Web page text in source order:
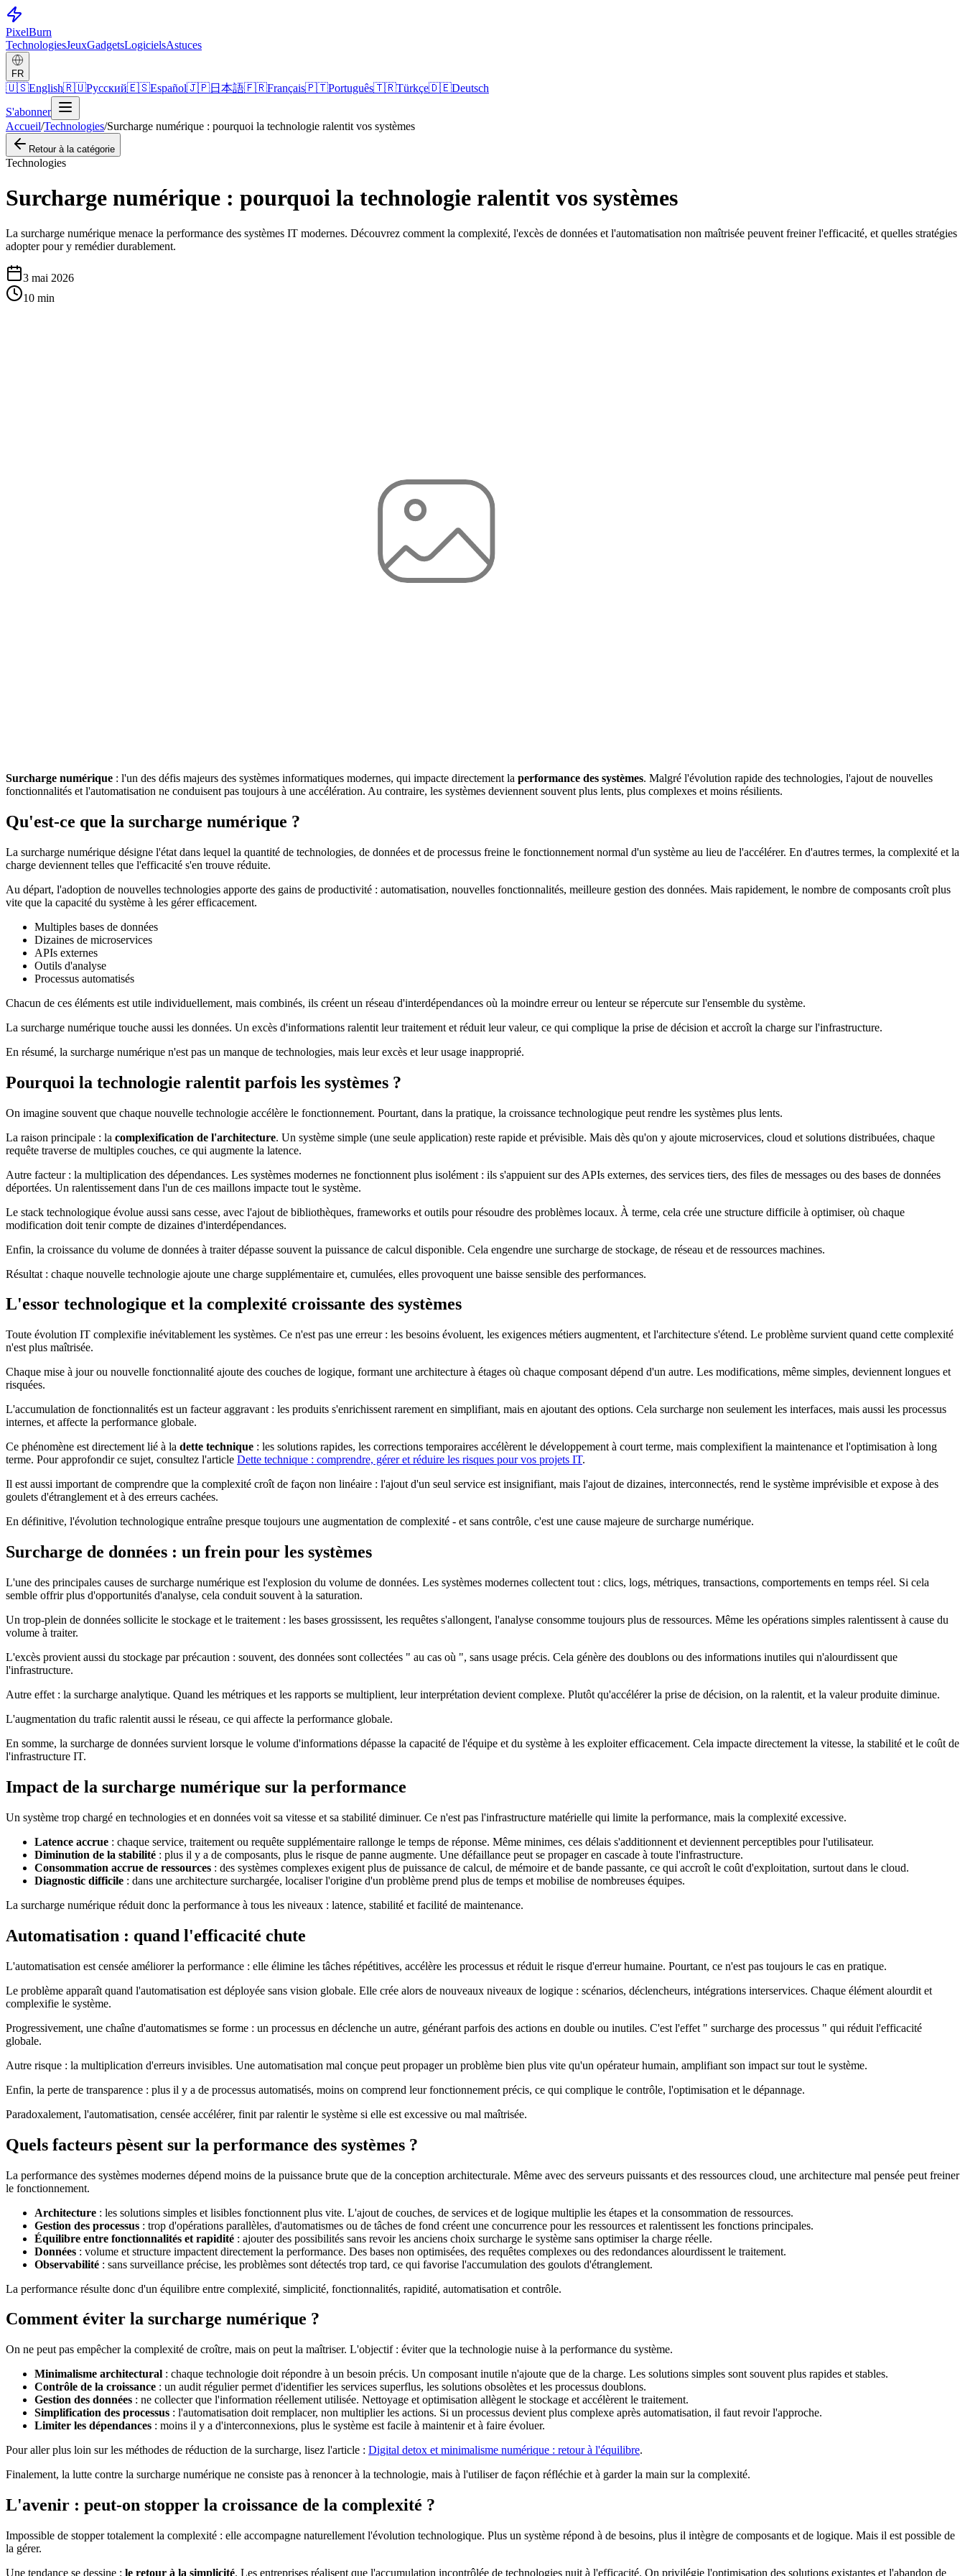
PixelBurn
TechnologiesJeuxGadgetsLogicielsAstuces
FR
🇺🇸English🇷🇺Русский🇪🇸Español🇯🇵日本語🇫🇷Français🇵🇹Português🇹🇷Türkçe🇩🇪Deutsch
S'abonner
Accueil/Technologies/Surcharge numérique : pourquoi la technologie ralentit vos systèmes
Retour à la catégorie
Technologies
Surcharge numérique : pourquoi la technologie ralentit vos systèmes
La surcharge numérique menace la performance des systèmes IT modernes. Découvrez comment la complexité, l'excès de données et l'automatisation non maîtrisée peuvent freiner l'efficacité, et quelles stratégies
adopter pour y remédier durablement.
3 mai 2026
10 min
Surcharge numérique : l'un des défis majeurs des systèmes informatiques modernes, qui impacte directement la performance des systèmes. Malgré l'évolution rapide des technologies, l'ajout de nouvelles
fonctionnalités et l'automatisation ne conduisent pas toujours à une accélération. Au contraire, les systèmes deviennent souvent plus lents, plus complexes et moins résilients.
Qu'est-ce que la surcharge numérique ?
La surcharge numérique désigne l'état dans lequel la quantité de technologies, de données et de processus freine le fonctionnement normal d'un système au lieu de l'accélérer. En d'autres termes, la complexité et la
charge deviennent telles que l'efficacité s'en trouve réduite.
Au départ, l'adoption de nouvelles technologies apporte des gains de productivité : automatisation, nouvelles fonctionnalités, meilleure gestion des données. Mais rapidement, le nombre de composants croît plus
vite que la capacité du système à les gérer efficacement.
Multiples bases de données
Dizaines de microservices
APIs externes
Outils d'analyse
Processus automatisés
Chacun de ces éléments est utile individuellement, mais combinés, ils créent un réseau d'interdépendances où la moindre erreur ou lenteur se répercute sur l'ensemble du système.
La surcharge numérique touche aussi les données. Un excès d'informations ralentit leur traitement et réduit leur valeur, ce qui complique la prise de décision et accroît la charge sur l'infrastructure.
En résumé, la surcharge numérique n'est pas un manque de technologies, mais leur excès et leur usage inapproprié.
Pourquoi la technologie ralentit parfois les systèmes ?
On imagine souvent que chaque nouvelle technologie accélère le fonctionnement. Pourtant, dans la pratique, la croissance technologique peut rendre les systèmes plus lents.
La raison principale : la complexification de l'architecture. Un système simple (une seule application) reste rapide et prévisible. Mais dès qu'on y ajoute microservices, cloud et solutions distribuées, chaque
requête traverse de multiples couches, ce qui augmente la latence.
Autre facteur : la multiplication des dépendances. Les systèmes modernes ne fonctionnent plus isolément : ils s'appuient sur des APIs externes, des services tiers, des files de messages ou des bases de données
déportées. Un ralentissement dans l'un de ces maillons impacte tout le système.
Le stack technologique évolue aussi sans cesse, avec l'ajout de bibliothèques, frameworks et outils pour résoudre des problèmes locaux. À terme, cela crée une structure difficile à optimiser, où chaque
modification doit tenir compte de dizaines d'interdépendances.
Enfin, la croissance du volume de données à traiter dépasse souvent la puissance de calcul disponible. Cela engendre une surcharge de stockage, de réseau et de ressources machines.
Résultat : chaque nouvelle technologie ajoute une charge supplémentaire et, cumulées, elles provoquent une baisse sensible des performances.
L'essor technologique et la complexité croissante des systèmes
Toute évolution IT complexifie inévitablement les systèmes. Ce n'est pas une erreur : les besoins évoluent, les exigences métiers augmentent, et l'architecture s'étend. Le problème survient quand cette complexité
n'est plus maîtrisée.
Chaque mise à jour ou nouvelle fonctionnalité ajoute des couches de logique, formant une architecture à étages où chaque composant dépend d'un autre. Les modifications, même simples, deviennent longues et
risquées.
L'accumulation de fonctionnalités est un facteur aggravant : les produits s'enrichissent rarement en simplifiant, mais en ajoutant des options. Cela surcharge non seulement les interfaces, mais aussi les processus
internes, et affecte la performance globale.
Ce phénomène est directement lié à la dette technique : les solutions rapides, les corrections temporaires accélèrent le développement à court terme, mais complexifient la maintenance et l'optimisation à long
terme. Pour approfondir ce sujet, consultez l'article Dette technique : comprendre, gérer et réduire les risques pour vos projets IT.
Il est aussi important de comprendre que la complexité croît de façon non linéaire : l'ajout d'un seul service est insignifiant, mais l'ajout de dizaines, interconnectés, rend le système imprévisible et expose à des
goulets d'étranglement et à des erreurs cachées.
En définitive, l'évolution technologique entraîne presque toujours une augmentation de complexité - et sans contrôle, c'est une cause majeure de surcharge numérique.
Surcharge de données : un frein pour les systèmes
L'une des principales causes de surcharge numérique est l'explosion du volume de données. Les systèmes modernes collectent tout : clics, logs, métriques, transactions, comportements en temps réel. Si cela
semble offrir plus d'opportunités d'analyse, cela conduit souvent à la saturation.
Un trop-plein de données sollicite le stockage et le traitement : les bases grossissent, les requêtes s'allongent, l'analyse consomme toujours plus de ressources. Même les opérations simples ralentissent à cause du
volume à traiter.
L'excès provient aussi du stockage par précaution : souvent, des données sont collectées " au cas où ", sans usage précis. Cela génère des doublons ou des informations inutiles qui n'alourdissent que
l'infrastructure.
Autre effet : la surcharge analytique. Quand les métriques et les rapports se multiplient, leur interprétation devient complexe. Plutôt qu'accélérer la prise de décision, on la ralentit, et la valeur produite diminue.
L'augmentation du trafic ralentit aussi le réseau, ce qui affecte la performance globale.
En somme, la surcharge de données survient lorsque le volume d'informations dépasse la capacité de l'équipe et du système à les exploiter efficacement. Cela impacte directement la vitesse, la stabilité et le coût de
l'infrastructure IT.
Impact de la surcharge numérique sur la performance
Un système trop chargé en technologies et en données voit sa vitesse et sa stabilité diminuer. Ce n'est pas l'infrastructure matérielle qui limite la performance, mais la complexité excessive.
Latence accrue : chaque service, traitement ou requête supplémentaire rallonge le temps de réponse. Même minimes, ces délais s'additionnent et deviennent perceptibles pour l'utilisateur.
Diminution de la stabilité : plus il y a de composants, plus le risque de panne augmente. Une défaillance peut se propager en cascade à toute l'infrastructure.
Consommation accrue de ressources : des systèmes complexes exigent plus de puissance de calcul, de mémoire et de bande passante, ce qui accroît le coût d'exploitation, surtout dans le cloud.
Diagnostic difficile : dans une architecture surchargée, localiser l'origine d'un problème prend plus de temps et mobilise de nombreuses équipes.
La surcharge numérique réduit donc la performance à tous les niveaux : latence, stabilité et facilité de maintenance.
Automatisation : quand l'efficacité chute
L'automatisation est censée améliorer la performance : elle élimine les tâches répétitives, accélère les processus et réduit le risque d'erreur humaine. Pourtant, ce n'est pas toujours le cas en pratique.
Le problème apparaît quand l'automatisation est déployée sans vision globale. Elle crée alors de nouveaux niveaux de logique : scénarios, déclencheurs, intégrations interservices. Chaque élément alourdit et
complexifie le système.
Progressivement, une chaîne d'automatismes se forme : un processus en déclenche un autre, générant parfois des actions en double ou inutiles. C'est l'effet " surcharge des processus " qui réduit l'efficacité
globale.
Autre risque : la multiplication d'erreurs invisibles. Une automatisation mal conçue peut propager un problème bien plus vite qu'un opérateur humain, amplifiant son impact sur tout le système.
Enfin, la perte de transparence : plus il y a de processus automatisés, moins on comprend leur fonctionnement précis, ce qui complique le contrôle, l'optimisation et le dépannage.
Paradoxalement, l'automatisation, censée accélérer, finit par ralentir le système si elle est excessive ou mal maîtrisée.
Quels facteurs pèsent sur la performance des systèmes ?
La performance des systèmes modernes dépend moins de la puissance brute que de la conception architecturale. Même avec des serveurs puissants et des ressources cloud, une architecture mal pensée peut freiner
le fonctionnement.
Architecture : les solutions simples et lisibles fonctionnent plus vite. L'ajout de couches, de services et de logique multiplie les étapes et la consommation de ressources.
Gestion des processus : trop d'opérations parallèles, d'automatismes ou de tâches de fond créent une concurrence pour les ressources et ralentissent les fonctions principales.
Équilibre entre fonctionnalités et rapidité : ajouter des possibilités sans revoir les anciens choix surcharge le système sans optimiser la charge réelle.
Données : volume et structure impactent directement la performance. Des bases non optimisées, des requêtes complexes ou des redondances alourdissent le traitement.
Observabilité : sans surveillance précise, les problèmes sont détectés trop tard, ce qui favorise l'accumulation des goulots d'étranglement.
La performance résulte donc d'un équilibre entre complexité, simplicité, fonctionnalités, rapidité, automatisation et contrôle.
Comment éviter la surcharge numérique ?
On ne peut pas empêcher la complexité de croître, mais on peut la maîtriser. L'objectif : éviter que la technologie nuise à la performance du système.
Minimalisme architectural : chaque technologie doit répondre à un besoin précis. Un composant inutile n'ajoute que de la charge. Les solutions simples sont souvent plus rapides et stables.
Contrôle de la croissance : un audit régulier permet d'identifier les services superflus, les solutions obsolètes et les processus doublons.
Gestion des données : ne collecter que l'information réellement utilisée. Nettoyage et optimisation allègent le stockage et accélèrent le traitement.
Simplification des processus : l'automatisation doit remplacer, non multiplier les actions. Si un processus devient plus complexe après automatisation, il faut revoir l'approche.
Limiter les dépendances : moins il y a d'interconnexions, plus le système est facile à maintenir et à faire évoluer.
Pour aller plus loin sur les méthodes de réduction de la surcharge, lisez l'article : Digital detox et minimalisme numérique : retour à l'équilibre.
Finalement, la lutte contre la surcharge numérique ne consiste pas à renoncer à la technologie, mais à l'utiliser de façon réfléchie et à garder la main sur la complexité.
L'avenir : peut-on stopper la croissance de la complexité ?
Impossible de stopper totalement la complexité : elle accompagne naturellement l'évolution technologique. Plus un système répond à de besoins, plus il intègre de composants et de logique. Mais il est possible de
la gérer.
Une tendance se dessine : le retour à la simplicité. Les entreprises réalisent que l'accumulation incontrôlée de technologies nuit à l'efficacité. On privilégie l'optimisation des solutions existantes et l'abandon de